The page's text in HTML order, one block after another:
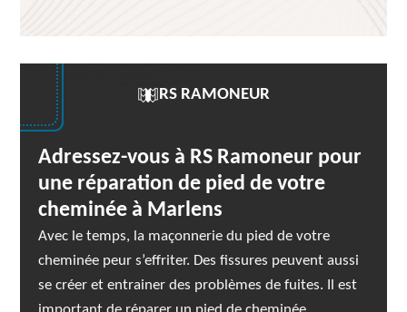
RS RAMONEUR
Adressez-vous à RS Ramoneur pour
une réparation de pied de votre
cheminée à Marlens
Avec le temps, la maçonnerie du pied de votre
cheminée peur s’effriter. Des fissures peuvent aussi
se créer et entrainer des problèmes de fuites. Il est